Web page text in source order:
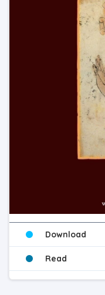
Download
Read